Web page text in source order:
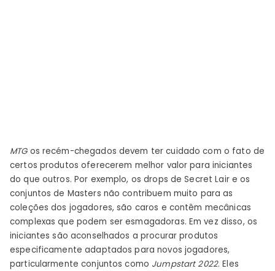
MTGos recém-chegados devem ter cuidado com o fato de
certos produtos oferecerem melhor valor para iniciantes
do que outros. Por exemplo, os drops de Secret Lair e os
conjuntos de Masters não contribuem muito para as
coleções dos jogadores, são caros e contêm mecânicas
complexas que podem ser esmagadoras. Em vez disso, os
iniciantes são aconselhados a procurar produtos
especificamente adaptados para novos jogadores,
particularmente conjuntos como Jumpstart 2022. Eles